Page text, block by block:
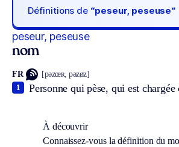
Définitions de “peseur, peseuse“
peseur, peseuse
nom
FR [pəzœʀ, pəzøz]
Personne qui pèse, qui est chargée
1
À découvrir
Connaissez-vous la définition du